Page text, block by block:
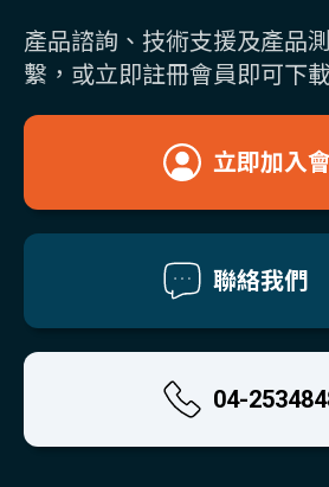
產品諮詢、技術支援及產品
繫，或立即註冊會員即可下
立即加入
聯絡我們
04-